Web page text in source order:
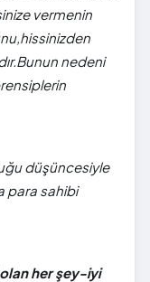
vermenin
nedeni
düşüncesiyle
para sahibi
her şey-iyi